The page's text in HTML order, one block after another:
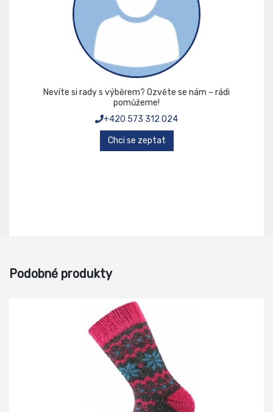
Nevíte si rady s výběrem? Ozvěte se nám – rádi
pomůžeme!
+420 573 312 024
Chci se zeptat
Podobné produkty